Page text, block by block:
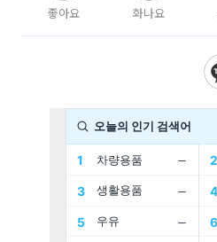
좋아요 화나요